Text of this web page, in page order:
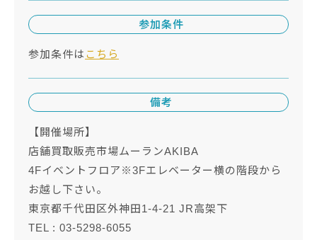
参加条件
参加条件は こちら
備考
【開催場所】
店舗買取販売市場ムーランAKIBA
4Fイベントフロア※3Fエレベーター横の階段から
お越し下さい。
東京都千代田区外神田1-4-21 JR高架下
TEL : 03-5298-6055